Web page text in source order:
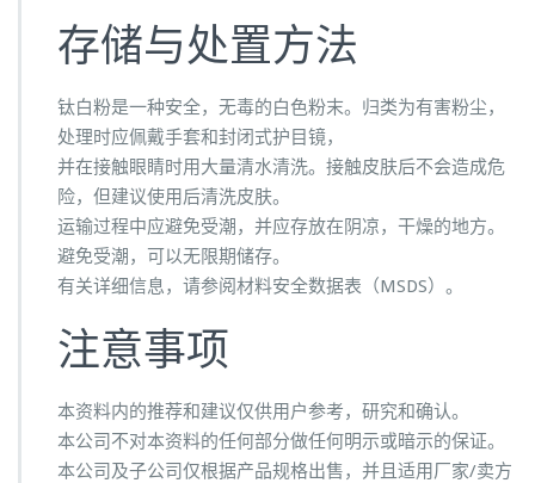
存储与处置方法
钛白粉是一种安全，无毒的白色粉末。归类为有害粉尘，
处理时应佩戴手套和封闭式护目镜，
并在接触眼睛时用大量清水清洗。接触皮肤后不会造成危
险，但建议使用后清洗皮肤。
运输过程中应避免受潮，并应存放在阴凉，干燥的地方。
避免受潮，可以无限期储存。
有关详细信息，请参阅材料安全数据表（MSDS）。
注意事项
本资料内的推荐和建议仅供用户参考，研究和确认。
本公司不对本资料的任何部分做任何明示或暗示的保证。
本公司及子公司仅根据产品规格出售，并且适用厂家/卖方